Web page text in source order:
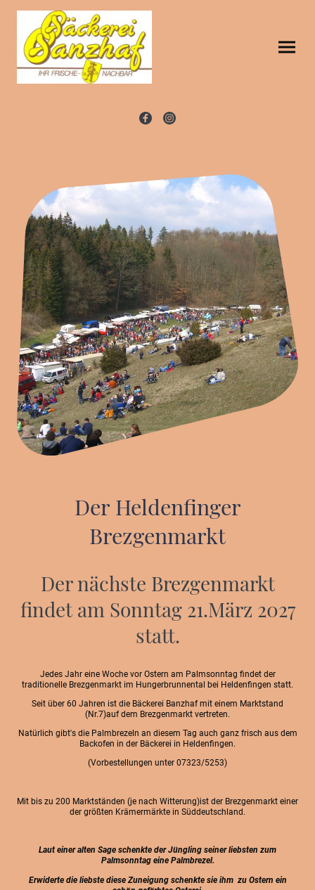
Der Heldenfinger
Brezgenmarkt
Der nächste Brezgenmarkt
findet am Sonntag 21.März 2027
statt.
Jedes Jahr eine Woche vor Ostern am Palmsonntag findet der
traditionelle Brezgenmarkt im Hungerbrunnental bei Heldenfingen statt.
Seit über 60 Jahren ist die Bäckerei Banzhaf mit einem Marktstand
(Nr.7)auf dem Brezgenmarkt vertreten.
Natürlich gibt's die Palmbrezeln an diesem Tag auch ganz frisch aus dem
Backofen in der Bäckerei in Heldenfingen.
(Vorbestellungen unter 07323/5253)
Mit bis zu 200 Marktständen (je nach Witterung)ist der Brezgenmarkt einer
der größten Krämermärkte in Süddeutschland.
Laut einer alten Sage schenkte der Jüngling seiner liebsten zum
Palmsonntag eine Palmbrezel.
Erwiderte die liebste diese Zuneigung schenkte sie ihm zu Ostern ein